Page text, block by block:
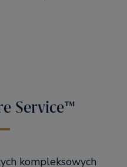
Service™
kompleksowych